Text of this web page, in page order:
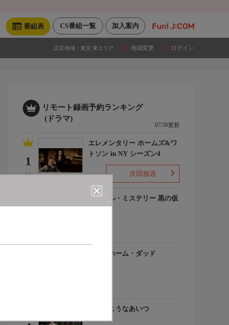
加入案内
CS番組一覧
番組表
設定地域： 東京 東エリア 地域変更 ログイン
リモート録画予約ランキング
(ドラマ)
07/30更新
1
(-)
エレメンタリー ホームズ&ワ
トソン in NY シーズン4
次回放送
ルーヴル・ミステリー 黒の仮
アットホーム・ダッド
悪魔のようなあいつ